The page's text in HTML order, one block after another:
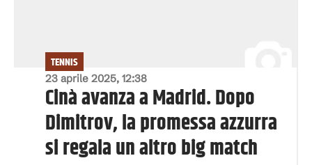
23 aprile 2025, 12:38
TENNIS
Cinà avanza a Madrid. Dopo
Dimitrov, la promessa azzurra
si regala un altro big match